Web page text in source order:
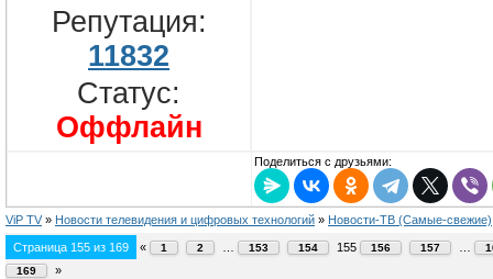
Репутация:
11832
Статус:
Оффлайн
Поделиться с друзьями:
ViP TV » Новости телевидения и цифровых технологий » Новости-ТВ (Самые-свежие)
Страница 155 из 169 « 1 2 153 154 155 156 157
169
»